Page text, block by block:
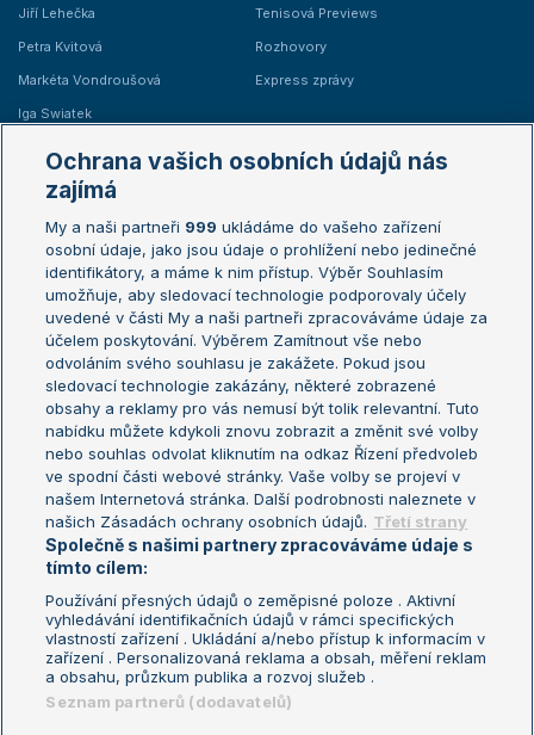
Jiří Lehečka
Petra Kvitová
Markéta Vondroušová
Iga Swiatek
Tenisová Previews
Rozhovory
Express zprávy
Žebříčky
Žebříček ATP (muži)
Žebříček WTA (ženy)
Sázkařský žebříček
Australian Open
French Open
Wimbledon
US Open
Turnaj mistrů
Turnaj mistryň
Aktualní trendy
Fotbalové přestupy
Livesport Daily
LS Prague Open
Podmínky užití
Nastavení soukromí
GDPR a žurnalistika
Reklama
Kontakt
Informace o zpracování osobních
údajů
Ochrana vašich osobních údajů nás
zajímá
My a naši partneři 999 ukládáme do vašeho zařízení
osobní údaje, jako jsou údaje o prohlížení nebo jedinečné
identifikátory, a máme k nim přístup. Výběr Souhlasím
umožňuje, aby sledovací technologie podporovaly účely
uvedené v části My a naši partneři zpracováváme údaje za
účelem poskytování. Výběrem Zamítnout vše nebo
odvoláním svého souhlasu je zakážete. Pokud jsou
sledovací technologie zakázány, některé zobrazené
obsahy a reklamy pro vás nemusí být tolik relevantní. Tuto
nabídku můžete kdykoli znovu zobrazit a změnit své volby
nebo souhlas odvolat kliknutím na odkaz Řízení předvoleb
ve spodní části webové stránky. Vaše volby se projeví v
našem Internetová stránka. Další podrobnosti naleznete v
našich Zásadách ochrany osobních údajů. Třetí strany
Společně s našimi partnery zpracováváme údaje s
tímto cílem:
Používání přesných údajů o zeměpisné poloze . Aktivní
vyhledávání identifikačních údajů v rámci specifických
vlastností zařízení . Ukládání a/nebo přístup k informacím v
zařízení . Personalizovaná reklama a obsah, měření reklam
a obsahu, průzkum publika a rozvoj služeb .
Seznam partnerů (dodavatelů)